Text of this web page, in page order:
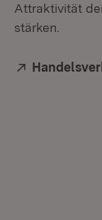
Attraktivität
stärken.
Extern: